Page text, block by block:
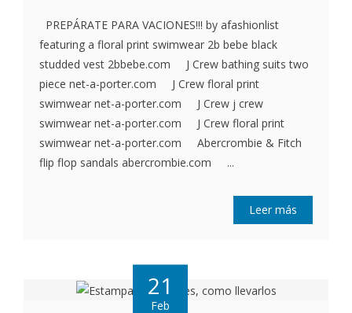
PREPÁRATE PARA VACIONES!!! by afashionlist
featuring a floral print swimwear 2b bebe black
studded vest 2bbebe.com J Crew bathing suits two
piece net-a-porter.com J Crew floral print
swimwear net-a-porter.com J Crew j crew
swimwear net-a-porter.com J Crew floral print
swimwear net-a-porter.com Abercrombie & Fitch
flip flop sandals abercrombie.com ...
Leer más
21
Feb